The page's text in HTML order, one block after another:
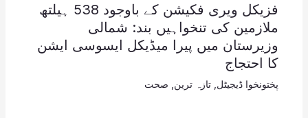
فزیکل ویری فکیشن کے باوجود 538 ہیلتھ
ملازمین کی تنخواہیں بند: شمالی
وزیرستان میں پیرا میڈیکل ایسوسی ایشن
کا احتجاج
پختونخوا ڈیجیٹل تازہ ترین صحت